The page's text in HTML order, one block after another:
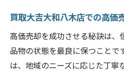
買取大吉大和八木店での高価
高価売却を成功させる秘訣は、
品物の状態を最良に保つことで
は、地域のニーズに応じた丁寧